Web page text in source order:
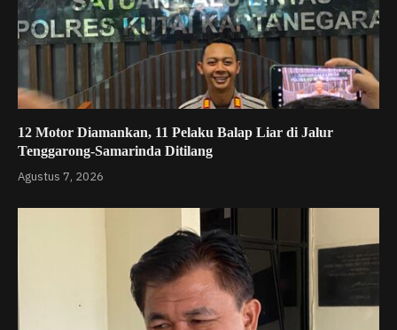
12 Motor Diamankan, 11 Pelaku Balap Liar di Jalur
Tenggarong-Samarinda Ditilang
Agustus 7, 2026